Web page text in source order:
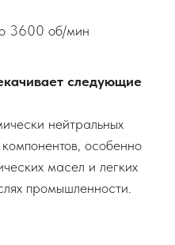
3600 об/мин
следующие
нейтральных
особенно
масел и легких
промышленности.